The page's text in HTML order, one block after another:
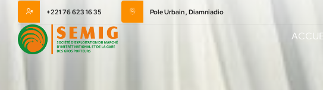
+221 76 623 16 35 Pole Urbain , Diamniadio